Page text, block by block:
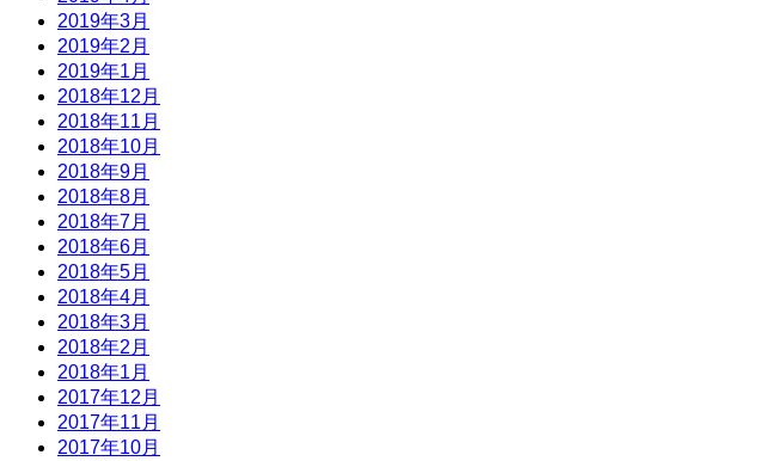
2019年3月
2019年2月
2019年1月
2018年12月
2018年11月
2018年10月
2018年9月
2018年8月
2018年7月
2018年6月
2018年5月
2018年4月
2018年3月
2018年2月
2018年1月
2017年12月
2017年11月
2017年10月